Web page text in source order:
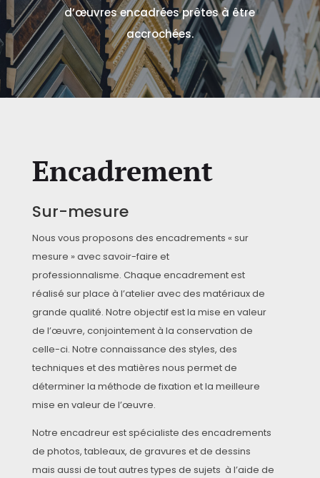
d’œuvres encadrées prêtes à être
accrochées.
Encadrement
Sur-mesure
Nous vous proposons des encadrements « sur
mesure » avec savoir-faire et
professionnalisme. Chaque encadrement est
réalisé sur place à l’atelier avec des matériaux de
grande qualité. Notre objectif est la mise en valeur
de l’œuvre, conjointement à la conservation de
celle-ci. Notre connaissance des styles, des
techniques et des matières nous permet de
déterminer la méthode de fixation et la meilleure
mise en valeur de l’œuvre.
Notre encadreur est spécialiste des encadrements
de photos, tableaux, de gravures et de dessins
mais aussi de tout autres types de sujets à l’aide de